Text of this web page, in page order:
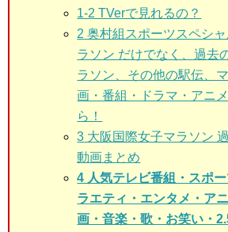
1-2 TVerで見れるの？
2 奥村組スポーツスペシ
ラソン だけでなく、過去
ラソン、その他の駅伝、
画・番組・ドラマ・アニ
ら！
3 大阪国際女子マラソン
動画まとめ
4 人気テレビ番組・スポ
ラエティ・エンタメ・ア
画・音楽・歌・お笑い・